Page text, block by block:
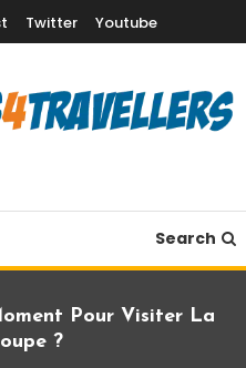
Twitter Youtube
Search
Pour Visiter La
?